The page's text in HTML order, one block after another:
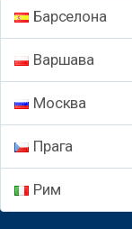
Барселона
Варшава
Москва
Прага
Рим